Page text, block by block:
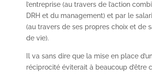
l’entreprise (au travers de l’action
DRH et du management) et par le
(au travers de ses propres choix et de
de vie).
Il va sans dire que la mise en place
réciprocité éviterait à beaucoup d’être